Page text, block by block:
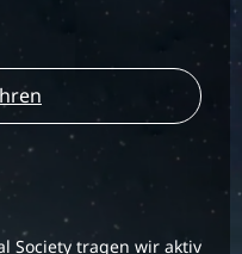
Society tragen wir aktiv